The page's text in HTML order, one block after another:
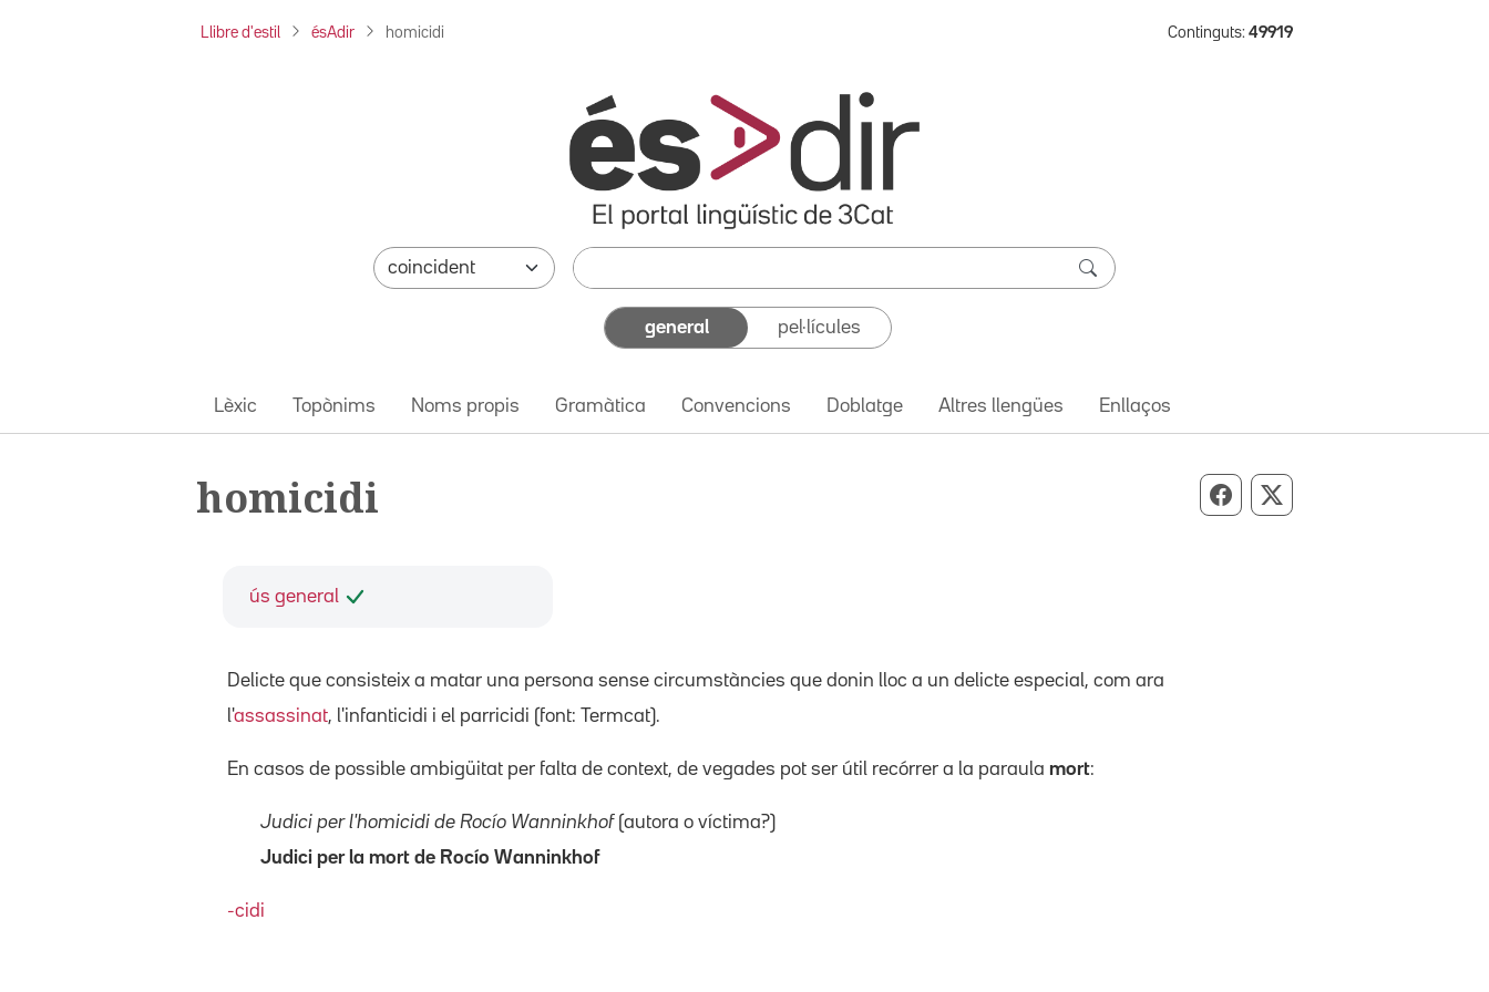
Llibre d'estil ésAdir homicidi Continguts: 49919
general pel·lícules
Lèxic Topònims Noms propis Gramàtica Convencions Doblatge Altres llengües Enllaços
homicidi Compartir per Facebook
Compartir per X
ús general
Delicte que consisteix a matar una persona sense circumstàncies que donin lloc a un delicte especial, com ara
l'assassinat, l'infanticidi i el parricidi (font: Termcat).
En casos de possible ambigüitat per falta de context, de vegades pot ser útil recórrer a la paraula mort:
Judici per l'homicidi de Rocío Wanninkhof(autora o víctima?)
Judici per la mort de Rocío Wanninkhof
-cidi